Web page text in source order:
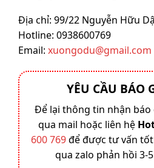
Địa chỉ: 99/22 Nguyễn Hữu
Hotline: 0938600769‬
Email: xuongodu@gmail.com
YÊU CẦU BÁO
Để lại thông tin nhận báo
qua mail hoặc liên hệ
600 769để được tư vấn
qua zalo phản hồi 3-